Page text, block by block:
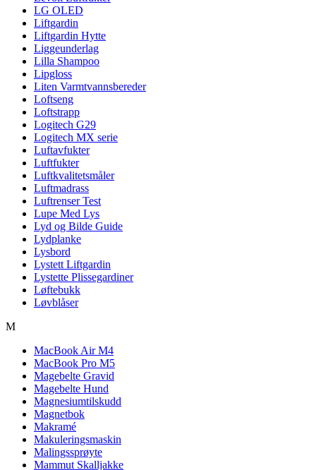
LG OLED
Liftgardin
Liftgardin Hytte
Liggeunderlag
Lilla Shampoo
Lipgloss
Liten Varmtvannsbereder
Loftseng
Loftstrapp
Logitech G29
Logitech MX serie
Luftavfukter
Luftfukter
Luftkvalitetsmåler
Luftmadrass
Luftrenser Test
Lupe Med Lys
Lyd og Bilde Guide
Lydplanke
Lysbord
Lystett Liftgardin
Lystette Plissegardiner
Løftebukk
Løvblåser
M
MacBook Air M4
MacBook Pro M5
Magebelte Gravid
Magebelte Hund
Magnesiumtilskudd
Magnetbok
Makramé
Makuleringsmaskin
Malingssprøyte
Mammut Skalljakke